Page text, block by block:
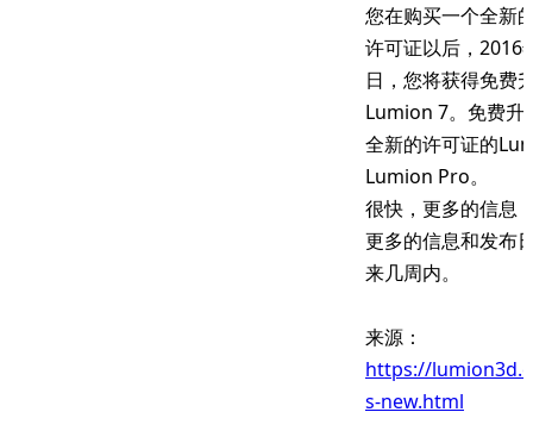
您在购买一个全新
许可证以后，2016
日，您将获得免费
Lumion 7。免费升
全新的许可证的
Lumion Pro。
很快，更多的信息
更多的信息和发布
来几周内。
来源：
https://
s-new.html